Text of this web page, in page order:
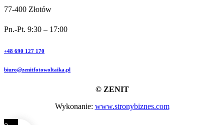
77-400 Złotów
Pn.-Pt. 9:30 – 17:00
+48 690 127 170
biuro@zenitfotowoltaika.pl
© ZENIT
Wykonanie: www.stronybiznes.com